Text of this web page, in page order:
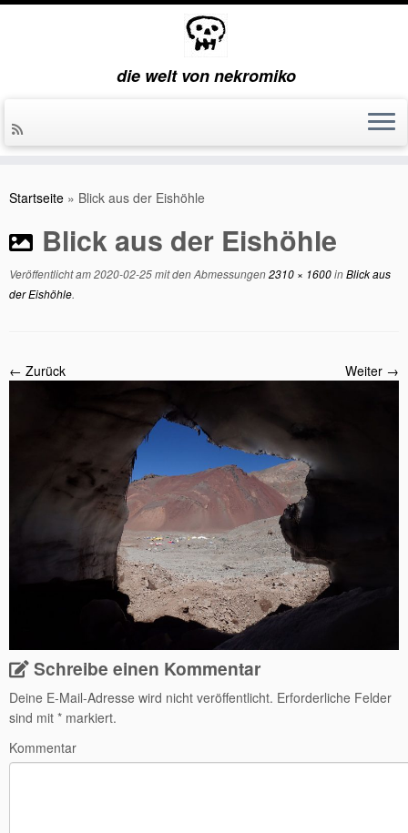
Inhalt
die welt von nekromiko
Startseite » Blick aus der Eishöhle
Blick aus der Eishöhle
Veröffentlicht am2020-02-25mit den Abmessungen2310 × 1600inBlick aus
der Eishöhle.
← Zurück Weiter →
Schreibe einen Kommentar
Deine E-Mail-Adresse wird nicht veröffentlicht. Erforderliche Felder
sind mit * markiert.
Kommentar